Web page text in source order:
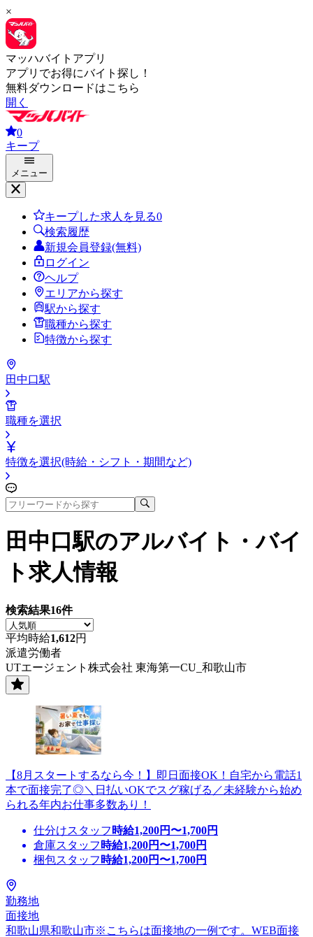
×
マッハバイトアプリ
アプリでお得にバイト探し！
無料ダウンロードはこちら
開く
0
キープ
メニュー
キープした求人を見る0
検索履歴
新規会員登録(無料)
ログイン
ヘルプ
エリアから探す
駅から探す
職種から探す
特徴から探す
田中口駅
職種を選択
特徴を選択(時給・シフト・期間など)
田中口駅のアルバイト・バイ
ト求人情報
検索結果16件
平均時給1,612円
派遣労働者
UTエージェント株式会社 東海第一CU_和歌山市
【8月スタートするなら今！】即日面接OK！自宅から電話1
本で面接完了◎＼日払いOKでスグ稼げる／未経験から始め
られる年内お仕事多数あり！
仕分けスタッフ 時給1,200円〜1,700円
倉庫スタッフ 時給1,200円〜1,700円
梱包スタッフ 時給1,200円〜1,700円
勤務地
面接地
和歌山県和歌山市※こちらは面接地の一例です。WEB面接